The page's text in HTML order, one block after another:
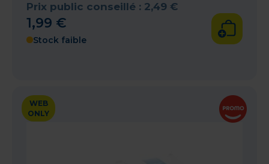
Prix public conseillé : 2,49 €
1,99 €
Stock faible
WEB
ONLY